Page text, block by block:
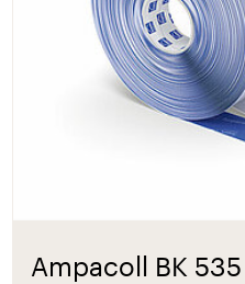
Ampacoll BK